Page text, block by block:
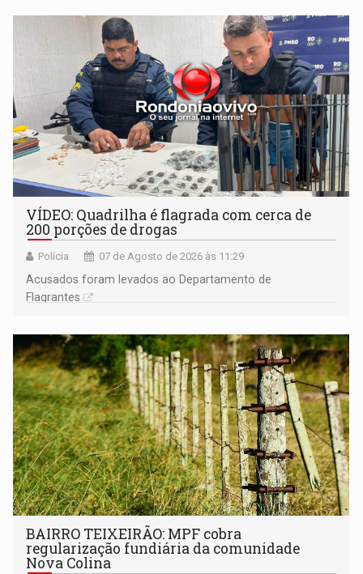
VÍDEO: Quadrilha é flagrada com cerca de
200 porções de drogas
Polícia 07 de Agosto de 2026 às 11:29
Acusados foram levados ao Departamento de
Flagrantes
BAIRRO TEIXEIRÃO: MPF cobra
regularização fundiária da comunidade
Nova Colina